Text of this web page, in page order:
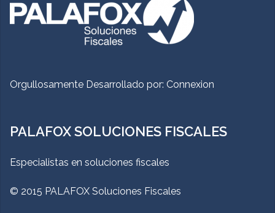
Orgullosamente Desarrollado por: Connexion
PALAFOX SOLUCIONES FISCALES
Especialistas en soluciones fiscales
© 2015 PALAFOX Soluciones Fiscales